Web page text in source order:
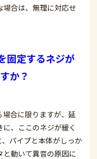
場合は、無理に対応せ
固定するネジが
か？
合に限りますが、延
、ここのネジが緩く
パイプと本体がしっか
と動いて異音の原因に